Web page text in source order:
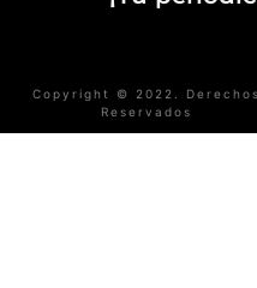
Copyright © 2022. Derechos
Reservados